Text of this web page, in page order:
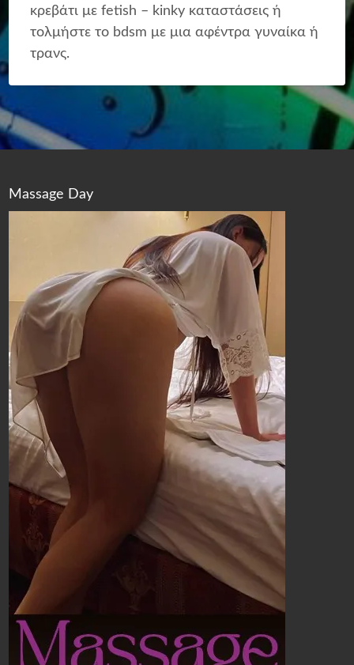
κρεβάτι με fetish – kinky καταστάσεις ή
τολμήστε το bdsm με μια αφέντρα γυναίκα ή
τρανς.
Massage Day